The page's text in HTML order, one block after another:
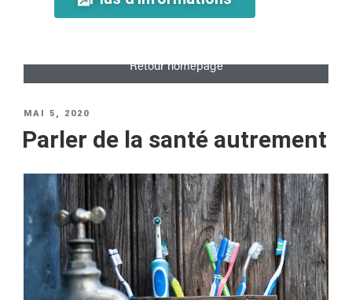
Retour homepage
MAI 5, 2020
Parler de la santé autrement